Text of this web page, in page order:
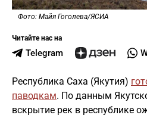
Фото: Майя Гоголева/ЯСИА
Читайте нас на
Telegram
Республика Саха (Якутия)
паводкам. По данным
вскрытие рек в республике